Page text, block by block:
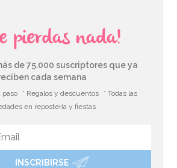
pierdas nada!
de 75.000 suscriptores que ya
cada semana
paso * Regalos y descuentos
* Todas las
en repostería y fiestas
INSCRIBIRSE